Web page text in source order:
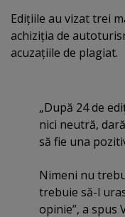
Ediţiile au vizat trei
achiziţia de
acuzaţiile de plagiat.
„După 24 de
nici neutră,
să fie una
Nimeni nu
trebuie să-l
opinie”, a spus